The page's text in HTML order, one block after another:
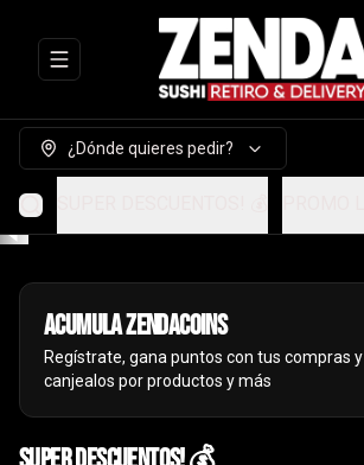
Abrir menu de navegación
¿Dónde quieres pedir?
AcumulaZendaCoins
Regístrate, gana puntos con tus compras y
canjealos por productos y más